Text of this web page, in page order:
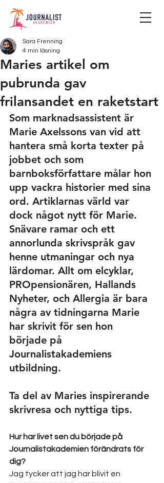
Maries artikel om
pubrunda gav
frilansandet en raketstart
Sara Frenning
4 min läsning
Som marknadsassistent är
Marie Axelssons van vid att
hantera små korta texter på
jobbet och som
barnboksförfattare målar hon
upp vackra historier med sina
ord. Artiklarnas värld var
dock något nytt för Marie.
Snävare ramar och ett
annorlunda skrivspråk gav
henne utmaningar och nya
lärdomar. Allt om elcyklar,
PROpensionären, Hallands
Nyheter, och Allergia är bara
några av tidningarna Marie
har skrivit för sen hon
började på
Journalistakademiens
utbildning.
Ta del av Maries inspirerande
skrivresa och nyttiga tips.
Hur har livet sen du började på
Journalistakademien förändrats för
dig?
Jag tycker att jag har blivit en